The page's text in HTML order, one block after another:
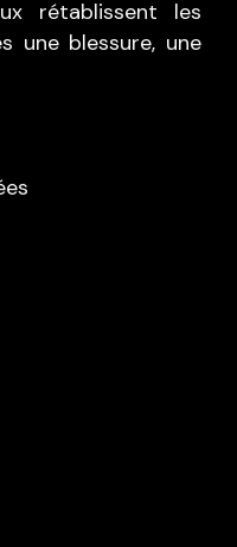
rétablissent les
une blessure, une